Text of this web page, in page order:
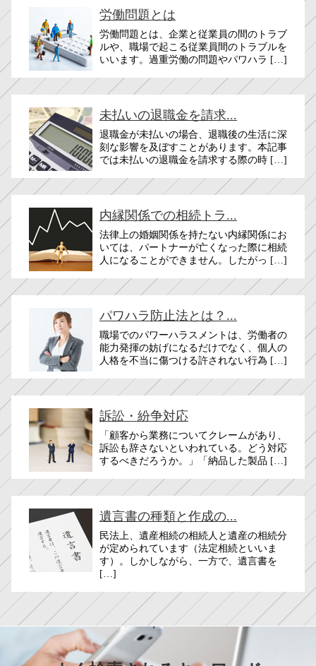
労働問題とは
労働問題とは、企業と従業員の間のトラブ
ルや、職場で起こる従業員間のトラブルを
いいます。過重労働の問題やパワハラ […]
未払いの退職金を請求...
退職金が未払いの場合、退職後の生活に深
刻な影響を及ぼすことがあります。本記事
では未払いの退職金を請求する際の時 […]
内縁関係での相続トラ...
法律上の婚姻関係を持たない内縁関係にお
いては、パートナーが亡くなった際に相続
人になることができません。したがっ […]
パワハラ防止法とは？...
職場でのパワーハラスメントは、労働者の
能力発揮の妨げになるだけでなく、個人の
人格を不当に傷つける許されない行為 […]
訴訟・紛争対応
「顧客から業務についてクレームがあり、
訴訟も辞さないといわれている。どう対応
するべきだろうか。」「納品した製品 […]
遺言書の種類と作成の...
民法上、遺産相続の相続人と遺産の相続分
が定められています（法定相続といいま
す）。しかしながら、一方で、遺言書を
[…]